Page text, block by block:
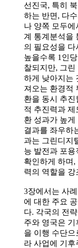
선진국, 특히
하는 반면, 다
나 양쪽 모두
계 통계분석을
의 필요성을 다
높을수록 1인
찰되지만, 그린
하게 낮아지는
져오는 환경적
환을 동시 추
적 추진력과 제
환 성과가 높
결과를 좌우하
과는 그린디지
능 발전과 포용
확인하게 하며,
력의 역할을 강
3장에서는 사
에 대한 주요
다. 각국의 전
주와 영국은
을 이행 수단
라 사업에 기